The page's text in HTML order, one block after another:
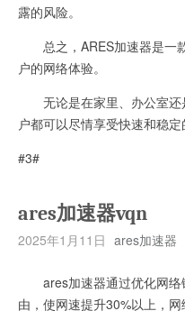
露的风险。
总之，ARES加速器是一
户的网络体验。
无论是在家里、办公室还
户都可以尽情享受快速和稳定
#3#
ares加速器vqn
2025年1月11日 ares加速器
ares加速器通过优化网络
由，使网速提升30%以上，网